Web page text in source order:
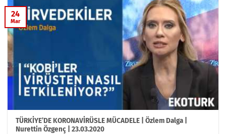
TÜRKİYE’DE KORONAVİRÜSLE MÜCADELE | Özlem Dalga |
Nurettin Özgenç | 23.03.2020
24
Mar